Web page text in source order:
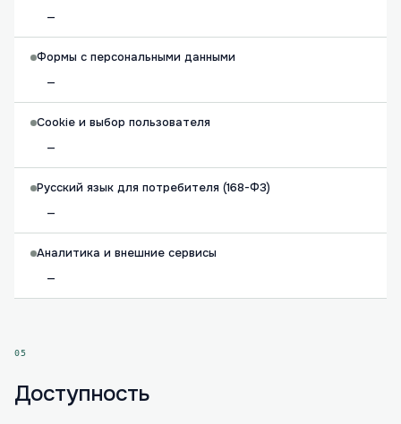
—
Формы с персональными данными
—
Cookie и выбор пользователя
—
Русский язык для потребителя (168-ФЗ)
—
Аналитика и внешние сервисы
—
05
Доступность